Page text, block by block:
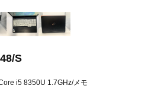
S
i5 8350U 1.7GHz/メモ